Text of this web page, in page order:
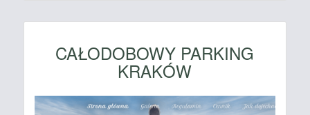
CAŁODOBOWY PARKING
KRAKÓW